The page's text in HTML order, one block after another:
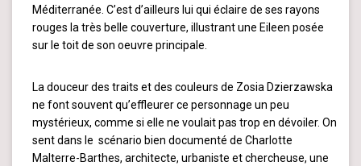
Méditerranée. C’est d’ailleurs lui qui éclaire de ses rayons
rouges la très belle couverture, illustrant une Eileen posée
sur le toit de son oeuvre principale.
La douceur des traits et des couleurs de Zosia Dzierzawska
ne font souvent qu’effleurer ce personnage un peu
mystérieux, comme si elle ne voulait pas trop en dévoiler. On
sent dans le scénario bien documenté de Charlotte
Malterre-Barthes, architecte, urbaniste et chercheuse, une